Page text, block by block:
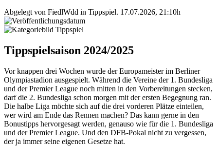
Abgelegt von FiedlWdd in Tippspiel. 17.07.2026, 21:10h
Tippspielsaison 2024/2025
Vor knappen drei Wochen wurde der Europameister im Berliner
Olympiastadion ausgespielt. Während die Vereine der 1. Bundesliga
und der Premier League noch mitten in den Vorbereitungen stecken,
darf die 2. Bundesliga schon morgen mit der ersten Begegnung ran.
Die halbe Liga möchte sich auf die drei vorderen Plätze einteilen,
wer wird am Ende das Rennen machen? Das kann gerne in den
Bonustipps hervorgesagt werden, genauso wie für die 1. Bundesliga
und der Premier League. Und den DFB-Pokal nicht zu vergessen,
der ja immer seine eigenen Gesetze hat.